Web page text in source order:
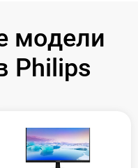
модели
Philips